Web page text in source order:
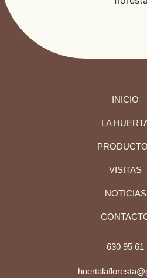
INICIO
LA
VISITAS
NOTICIAS
630 95 61